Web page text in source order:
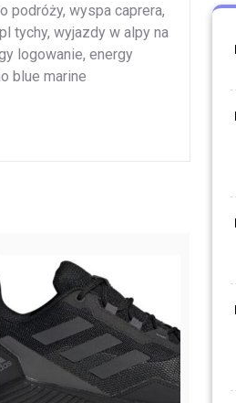
podróży, wyspa caprera,
tychy, wyjazdy w alpy na
logowanie, energy
blue marine